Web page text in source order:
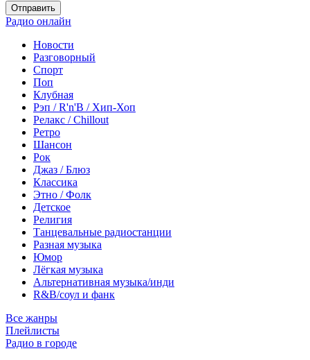
Отправить
Радио онлайн
Новости
Разговорный
Спорт
Поп
Клубная
Рэп / R'n'B / Хип-Хоп
Релакс / Chillout
Ретро
Шансон
Рок
Джаз / Блюз
Классика
Этно / Фолк
Детское
Религия
Танцевальные радиостанции
Разная музыка
Юмор
Лёгкая музыка
Альтернативная музыка/инди
R&B/cоул и фанк
Все жанры
Плейлисты
Радио в городе